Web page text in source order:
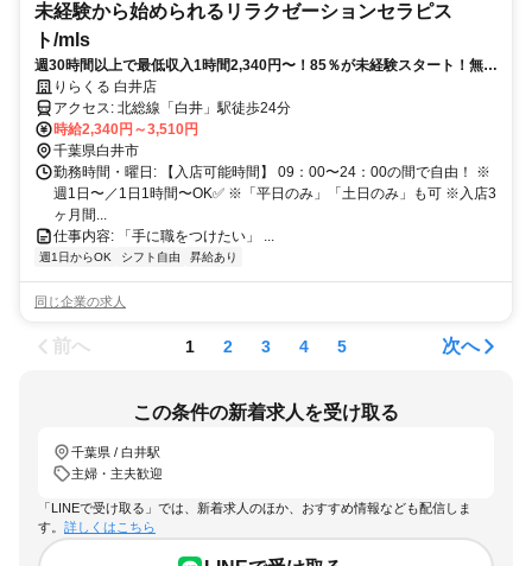
未経験から始められるリラクゼーションセラピス
ト/mls
週30時間以上で最低収入1時間2,340円〜！85％が未経験スタート！無料
トレで一生モノの技術を習得✅好きな時間に収入を得られます⏰【千葉
県白井市根】
りらくる 白井店
アクセス: 北総線「白井」駅徒歩24分
時給2,340円～3,510円
千葉県白井市
勤務時間・曜日: 【入店可能時間】 09：00〜24：00の間で自由！ ※
週1日〜／1日1時間〜OK✅ ※「平日のみ」「土日のみ」も可 ※入店3
ヶ月間...
仕事内容: 「手に職をつけたい」 ...
週1日からOK シフト自由 昇給あり
同じ企業の求人
前へ 1 2 3 4 5 次へ
この条件の新着求人を受け取る
千葉県 / 白井駅
主婦・主夫歓迎
「LINEで受け取る」では、新着求人のほか、おすすめ情報なども配信しま
す。 詳しくはこちら